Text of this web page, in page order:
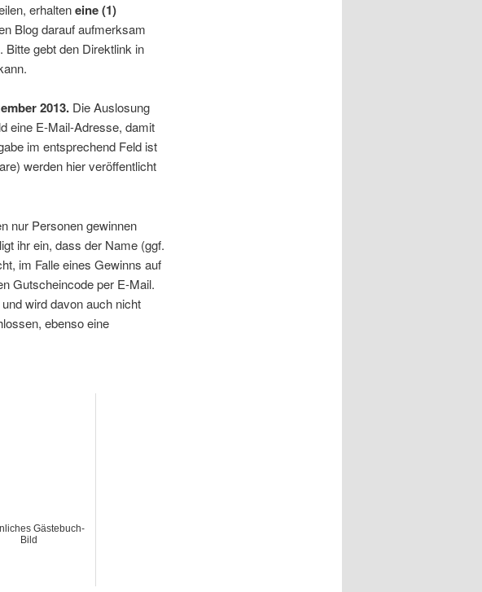
erhalteneine (1)
Blog darauf aufmerksam
gebt den Direktlink in
2013.Die Auslosung
eine E-Mail-Adresse, damit
im entsprechend Feld ist
werden hier veröffentlicht
nur Personen gewinnen
ihr ein, dass der Name (ggf.
im Falle eines Gewinns auf
Gutscheincode per E-Mail.
wird davon auch nicht
ebenso eine
Gästebuch-
Bild